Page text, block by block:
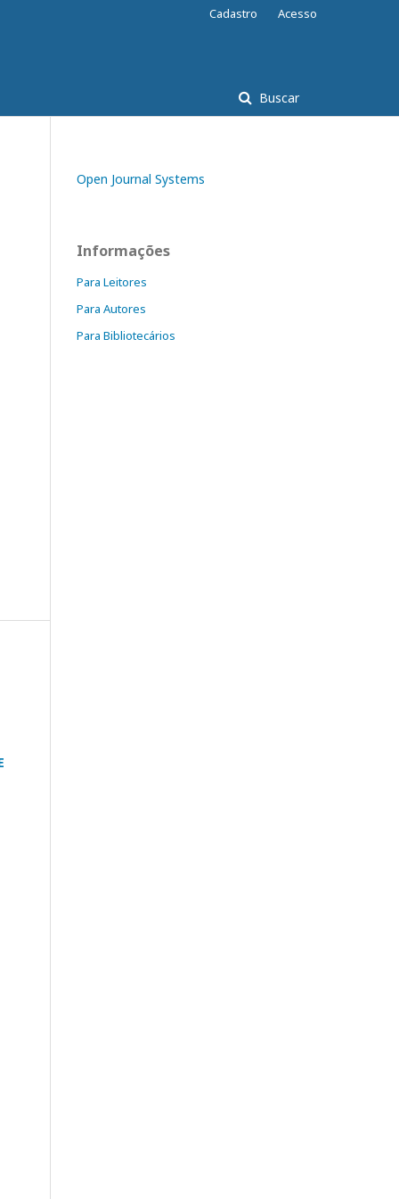
Buscar
Cadastro Acesso
Open Journal Systems
Informações
Para Leitores
Para Autores
Para Bibliotecários